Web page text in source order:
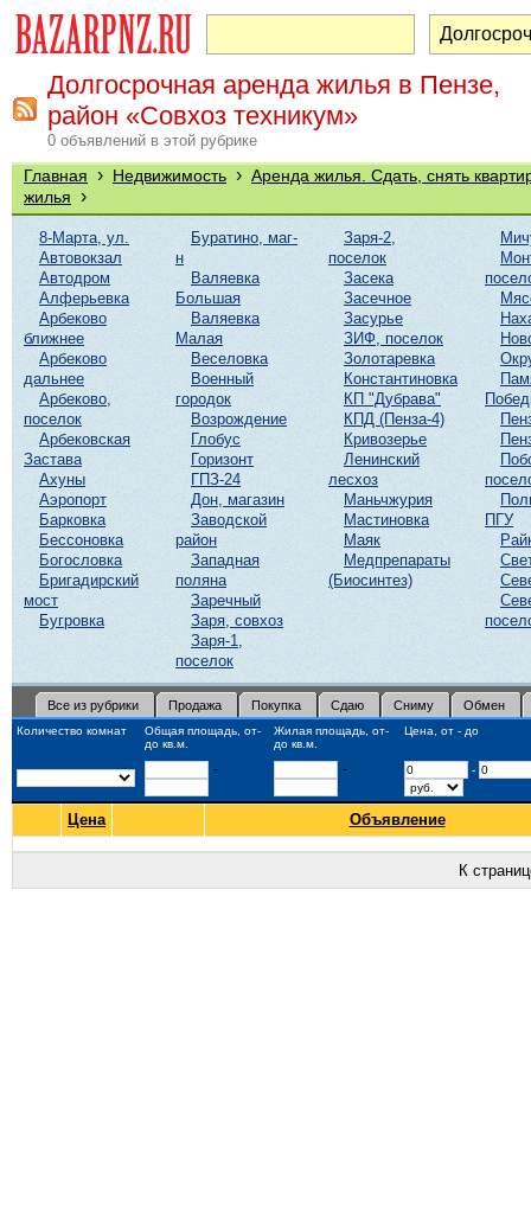
Долгосрочная аренда жилья в Пензе,
район «Совхоз техникум»
0 объявлений в этой рубрике
Главная › Недвижимость › Аренда жилья. Сдать, снять
жилья ›
8-Марта, ул.
Автовокзал
Автодром
Алферьевка
Арбеково
ближнее
Арбеково
дальнее
Арбеково,
поселок
Арбековская
Застава
Ахуны
Аэропорт
Барковка
Бессоновка
Богословка
Бригадирский
мост
Бугровка
Буратино, маг-
н
Валяевка
Большая
Валяевка
Малая
Веселовка
Военный
городок
Возрождение
Глобус
Горизонт
ГПЗ-24
Дон, магазин
Заводской
район
Западная
поляна
Заречный
Заря, совхоз
Заря-1,
поселок
Заря-2,
поселок
Засека
Засечное
Засурье
ЗИФ, поселок
Золотаревка
Константиновка
КП "Дубрава"
КПД (Пенза-4)
Кривозерье
Ленинский
лесхоз
Маньчжурия
Мастиновка
Маяк
Медпрепараты
(Биосинтез)
ПГУ
Все из рубрики Продажа Покупка Сдаю Сниму Обмен
Количество комнат
Общая площадь, от-
до кв.м.
Жилая площадь, от-
до кв.м.
Цена, от - до
- - -
Цена Объявление
К